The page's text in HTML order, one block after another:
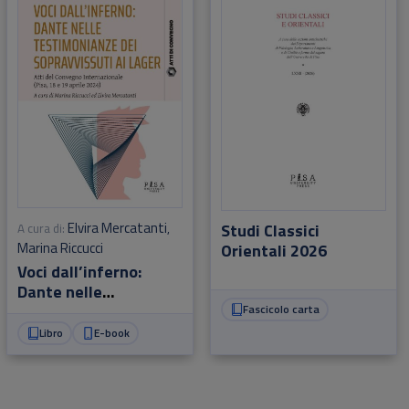
Voci dall’inferno:
Dante nelle
sopravvissuti ai lager
A cura di: Elvira Mercatanti,
Marina Riccucci
Libro E-book
Studi Classici
Orientali 2026
Fascicolo carta